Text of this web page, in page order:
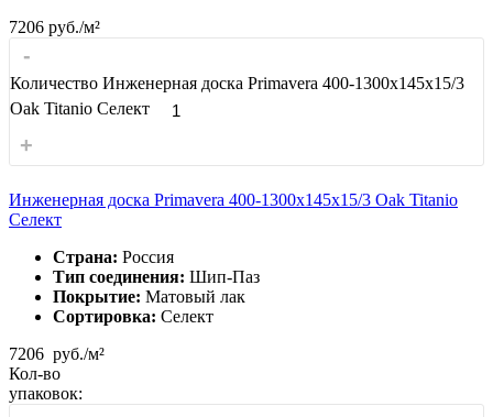
7206 руб./м²
-
Количество Инженерная доска Primavera 400-1300х145х15/3
Oak Titanio Селект
+
Инженерная доска Primavera 400-1300х145х15/3 Oak Titanio
Селект
Страна: Россия
Тип соединения: Шип-Паз
Покрытие: Матовый лак
Сортировка: Селект
7206 руб./м²
Кол-во
упаковок: